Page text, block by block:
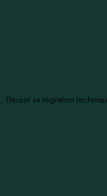
Réussir sa migration